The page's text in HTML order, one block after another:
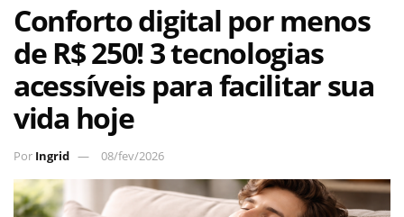
Conforto digital por menos
de R$ 250! 3 tecnologias
acessíveis para facilitar sua
vida hoje
Por Ingrid 08/fev/2026